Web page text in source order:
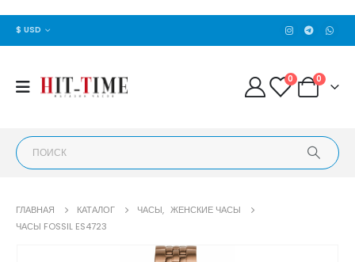
$ USD
0 0
ГЛАВНАЯ КАТАЛОГ ЧАСЫ, ЖЕНСКИЕ ЧАСЫ
ЧАСЫ FOSSIL ES4723